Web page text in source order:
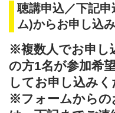
聴講申込／下記
ム)からお申し込
※複数人でお申し
の方1名が参加希
してお申し込みく
※フォームからの